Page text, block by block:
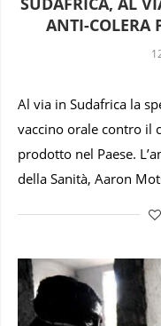
ANTI-COLERA
Al via in Sudafrica la
vaccino orale contro il
prodotto nel Paese.
della Sanità, Aaron